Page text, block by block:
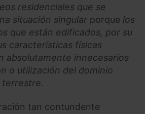
residenciales que se
situación singular porque los
que están edificados, por su
características físicas
absolutamente innecesarios
o utilización del dominio
terrestre.
tan contundente